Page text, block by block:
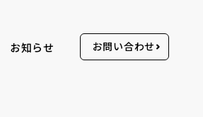
お知らせ お問い合わせ